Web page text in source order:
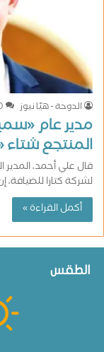
الدوحة - هيّا نيوز
المنتجع
قال علي أحمد،
لشركة كتارا
أكمل القراءة »
الطقس